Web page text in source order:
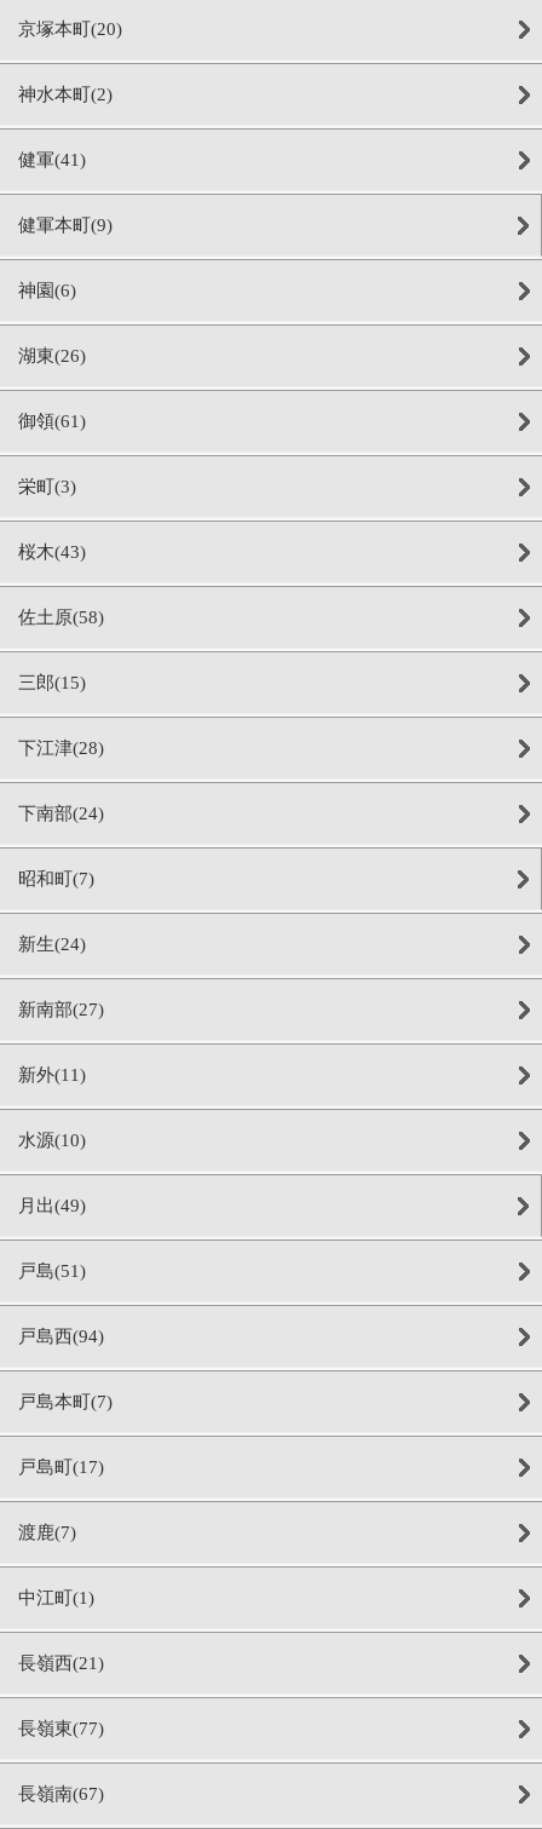
京塚本町(20)
神水本町(2)
健軍(41)
健軍本町(9)
神園(6)
湖東(26)
御領(61)
栄町(3)
桜木(43)
佐土原(58)
三郎(15)
下江津(28)
下南部(24)
昭和町(7)
新生(24)
新南部(27)
新外(11)
水源(10)
月出(49)
戸島(51)
戸島西(94)
戸島本町(7)
戸島町(17)
渡鹿(7)
中江町(1)
長嶺西(21)
長嶺東(77)
長嶺南(67)